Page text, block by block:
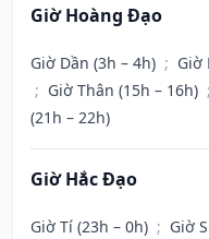
Giờ Hoàng Đạo
Giờ Dần (3h – 4h) ; Giờ
; Giờ Thân (15h – 16h) ;
(21h – 22h)
Giờ Hắc Đạo
Giờ Tí (23h – 0h) ; Giờ